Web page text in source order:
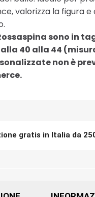
valorizza la figura
sono in
40 alla 44
non è
gratis in Italia da